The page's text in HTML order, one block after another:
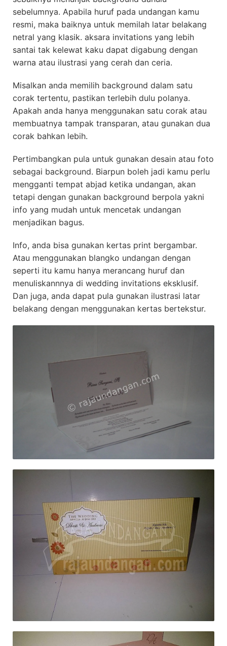
sebelumnya. Apabila huruf pada undangan kamu
resmi, maka baiknya untuk memilah latar belakang
netral yang klasik. aksara invitations yang lebih
santai tak kelewat kaku dapat digabung dengan
warna atau ilustrasi yang cerah dan ceria.
Misalkan anda memilih background dalam satu
corak tertentu, pastikan terlebih dulu polanya.
Apakah anda hanya menggunakan satu corak atau
membuatnya tampak transparan, atau gunakan dua
corak bahkan lebih.
Pertimbangkan pula untuk gunakan desain atau foto
sebagai background. Biarpun boleh jadi kamu perlu
mengganti tempat abjad ketika undangan, akan
tetapi dengan gunakan background berpola yakni
info yang mudah untuk mencetak undangan
menjadikan bagus.
Info, anda bisa gunakan kertas print bergambar.
Atau menggunakan blangko undangan dengan
seperti itu kamu hanya merancang huruf dan
menuliskannnya di wedding invitations eksklusif.
Dan juga, anda dapat pula gunakan ilustrasi latar
belakang dengan menggunakan kertas bertekstur.